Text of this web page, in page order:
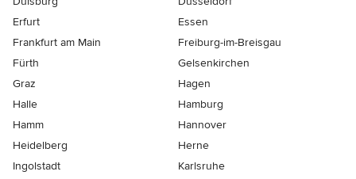
Erfurt
Essen
Frankfurt am Main
Freiburg-im-Breisgau
Fürth
Gelsenkirchen
Graz
Hagen
Halle
Hamburg
Hamm
Hannover
Heidelberg
Herne
Ingolstadt
Karlsruhe